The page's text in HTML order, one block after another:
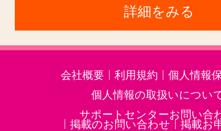
ホルン(1)
音楽・楽器その他(1)
詳細をみる
会社概要 利用規約
個人情報
個人情報の取扱いについ
サポートセンターお問い合
掲載のお問い合わせ
掲載お